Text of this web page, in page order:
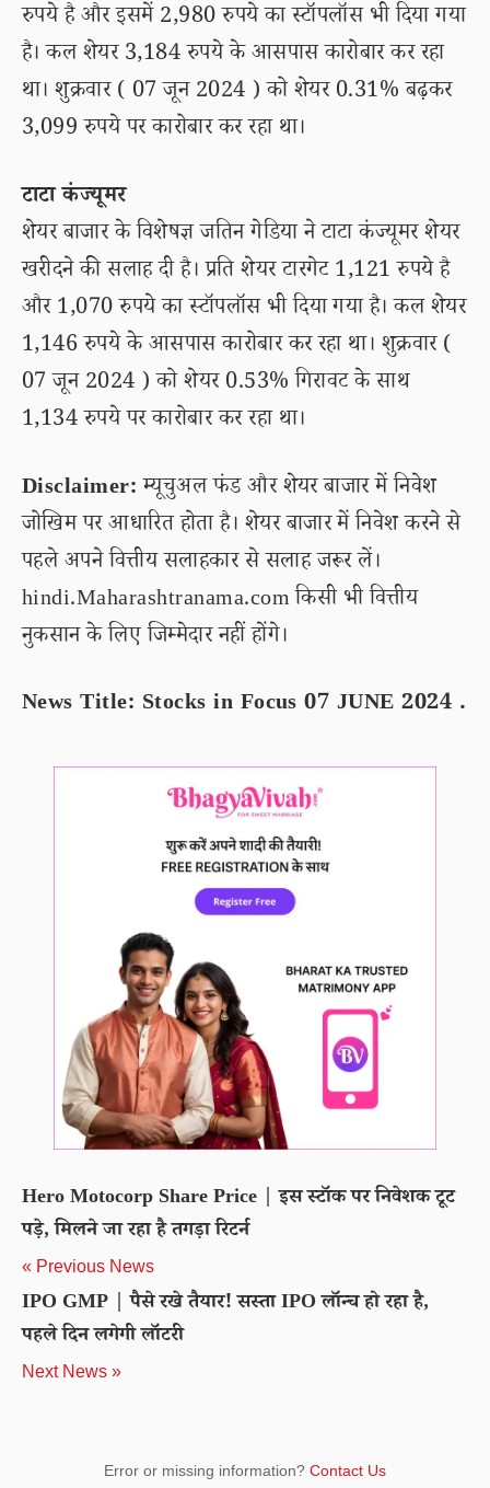
रुपये है और इसमें 2,980 रुपये का स्टॉपलॉस भी दिया गया
है। कल शेयर 3,184 रुपये के आसपास कारोबार कर रहा
था। शुक्रवार ( 07 जून 2024 ) को शेयर 0.31% बढ़कर
3,099 रुपये पर कारोबार कर रहा था।
टाटा कंज्यूमर
शेयर बाजार के विशेषज्ञ जतिन गेडिया ने टाटा कंज्यूमर शेयर
खरीदने की सलाह दी है। प्रति शेयर टारगेट 1,121 रुपये है
और 1,070 रुपये का स्टॉपलॉस भी दिया गया है। कल शेयर
1,146 रुपये के आसपास कारोबार कर रहा था। शुक्रवार (
07 जून 2024 ) को शेयर 0.53% गिरावट के साथ
1,134 रुपये पर कारोबार कर रहा था।
Disclaimer:म्यूचुअल फंड और शेयर बाजार में निवेश
जोखिम पर आधारित होता है। शेयर बाजार में निवेश करने से
पहले अपने वित्तीय सलाहकार से सलाह जरूर लें।
hindi.Maharashtranama.com किसी भी वित्तीय
नुकसान के लिए जिम्मेदार नहीं होंगे।
News Title: Stocks in Focus 07 JUNE 2024 .
Hero Motocorp Share Price | इस स्टॉक पर निवेशक टूट
पड़े, मिलने जा रहा है तगड़ा रिटर्न
« Previous News
IPO GMP | पैसे रखे तैयार! सस्ता IPO लॉन्च हो रहा है,
पहले दिन लगेगी लॉटरी
Next News »
Error or missing information? Contact Us